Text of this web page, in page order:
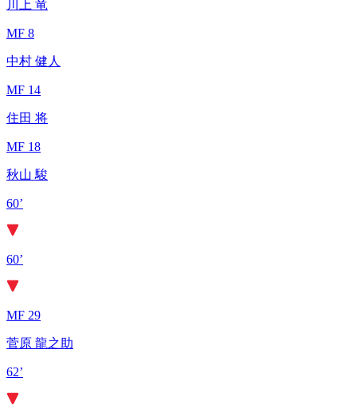
川上 竜
MF 8
中村 健人
MF 14
住田 将
MF 18
秋山 駿
60’
60’
MF 29
菅原 龍之助
62’